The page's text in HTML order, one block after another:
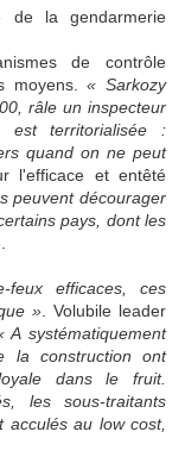
de la gendarmerie
de contrôle
moyens.« Sarkozy
râle un inspecteur
est territorialisée :
quand on ne peut
l'efficace et entêté
peuvent décourager
pays, dont les
efficaces, ces
» . Volubile leader
A systématiquement
la construction ont
dans le fruit.
les sous-traitants
acculés au low cost,